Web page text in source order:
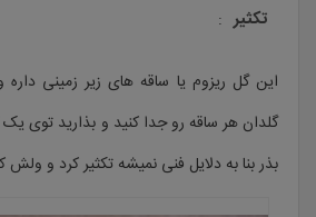
تکثیر :
این گل ریزوم یا ساقه های زیر زمینی
گلدان هر ساقه رو جدا کنید و بذارید توی یک
بذر بنا به دلایل فنی نمیشه تکثیر کرد و ولش